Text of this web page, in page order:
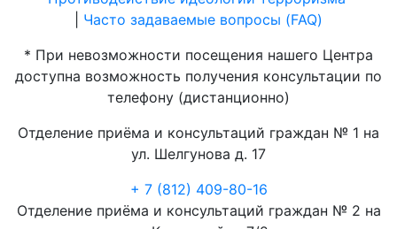
Часто задаваемые вопросы (FAQ)
* При невозможности посещения нашего Центра
доступна возможность получения консультации по
телефону (дистанционно)
Отделение приёма и консультаций граждан № 1 на
ул. Шелгунова д. 17
+ 7 (812) 409-80-16
Отделение приёма и консультаций граждан № 2 на